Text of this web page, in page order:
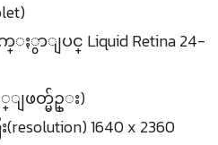
ာျပင္ Liquid Retina 24-
ျဖတ္မ်ဥ္း)
1640 x 2360